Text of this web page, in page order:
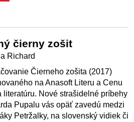
čierny zošit
Richard
Čierneho zošita (2017)
na Anasoft Literu a Cenu
literatúru. Nové strašidelné príbehy
Pupalu vás opäť zavedú medzi
Petržalky, na slovenský vidiek či